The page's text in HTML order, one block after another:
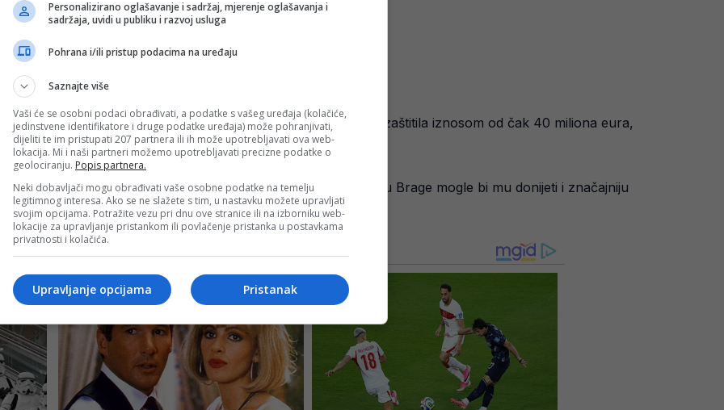
klauzulu. Naime, Braga je Huseinbašićevu vrijednost zaštitila iznosom od čak 40 miliona eura,
klubu vjeruju u njegove kvalitete i razvojni potencijal.
ali i priliku da se nametne u novoj sredini. Dobre igre u dresu Brage mogle bi mu donijeti i značajniju
koje dolaze.
Personalizirano oglašavanje i sadržaj, mjerenje oglašavanja i
sadržaja, uvidi u publiku i razvoj usluga
Pohrana i/ili pristup podacima na uređaju
Saznajte više
Vaši će se osobni podaci obrađivati, a podatke s vašeg uređaja (kolačiće,
jedinstvene identifikatore i druge podatke uređaja) može pohranjivati,
dijeliti te im pristupati 207 partnera ili ih može upotrebljavati ova web-
lokacija. Mi i naši partneri možemo upotrebljavati precizne podatke o
geolociranju. Popis partnera.
Neki dobavljači mogu obrađivati vaše osobne podatke na temelju
legitimnog interesa. Ako se ne slažete s tim, u nastavku možete upravljati
svojim opcijama. Potražite vezu pri dnu ove stranice ili na izborniku web-
lokacije za upravljanje pristankom ili povlačenje pristanka u postavkama
privatnosti i kolačića.
Pristanak
Upravljanje opcijama